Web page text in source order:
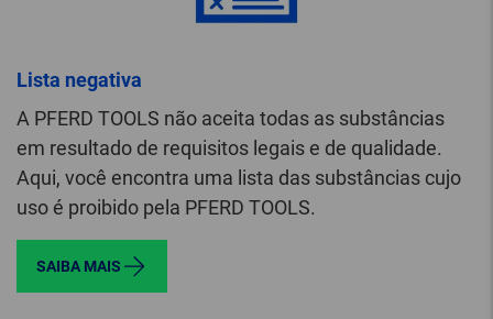
Lista negativa
A PFERD TOOLS não aceita todas as substâncias
em resultado de requisitos legais e de qualidade.
Aqui, você encontra uma lista das substâncias cujo
uso é proibido pela PFERD TOOLS.
SAIBA MAIS